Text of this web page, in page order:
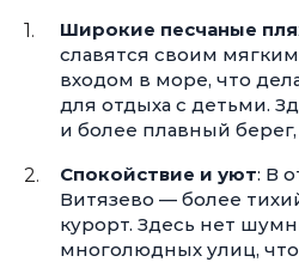
Широкие песчаные
славятся своим
входом в море, что
для отдыха с детьми.
и более плавный
Спокойствие и уют: В
Витязево — более
курорт. Здесь нет
многолюдных улиц,